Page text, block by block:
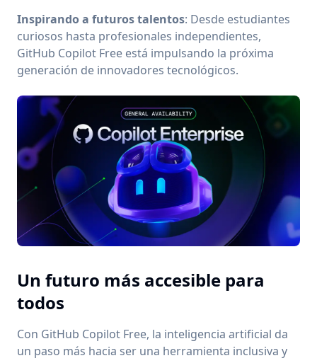
Inspirando a futuros talentos: Desde estudiantes
curiosos hasta profesionales independientes,
GitHub Copilot Free está impulsando la próxima
generación de innovadores tecnológicos.
Un futuro más accesible para
todos
Con GitHub Copilot Free, la inteligencia artificial da
un paso más hacia ser una herramienta inclusiva y